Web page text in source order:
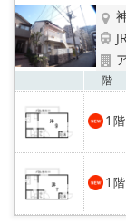
階
1 階
1 階